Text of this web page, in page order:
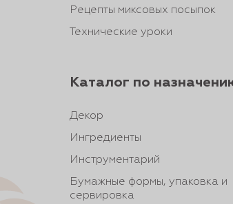
Рецепты миксовых посыпок
Технические уроки
Каталог по
Декор
Ингредиенты
Инструментарий
Бумажные формы, упаковка и
сервировка